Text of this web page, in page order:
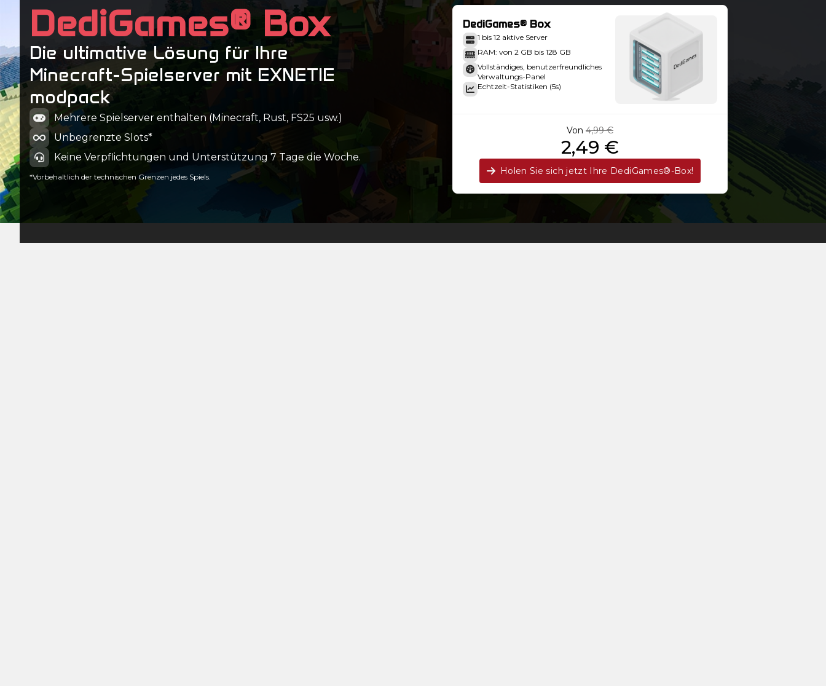
DediGames® Box
Die ultimative Lösung für Ihre
Minecraft-Spielserver mit EXNETIE
modpack
Mehrere Spielserver enthalten (Minecraft, Rust, FS25 usw.)
Unbegrenzte Slots*
Keine Verpflichtungen und Unterstützung 7 Tage die Woche.
*Vorbehaltlich der technischen Grenzen jedes Spiels.
DediGames® Box
1 bis 12 aktive Server
RAM: von 2 GB bis 128 GB
Vollständiges, benutzerfreundliches
Verwaltungs-Panel
Echtzeit-Statistiken (5s)
Von 4,99 €
2,49 €
Holen Sie sich jetzt Ihre DediGames®-Box!